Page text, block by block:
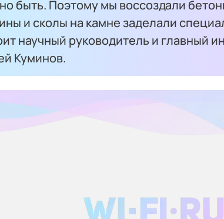
быть. Поэтому мы воссоздали
и сколы на камне заделали
научный руководитель и главный
Куминов.